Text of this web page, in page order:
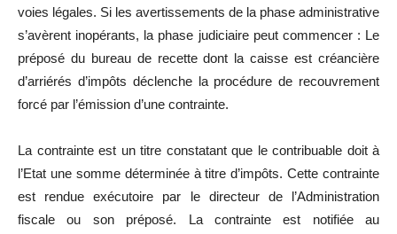
voies légales. Si les avertissements de la phase administrative
s’avèrent inopérants, la phase judiciaire peut commencer : Le
préposé du bureau de recette dont la caisse est créancière
d’arriérés d’impôts déclenche la procédure de recouvrement
forcé par l’émission d’une contrainte.
La contrainte est un titre constatant que le contribuable doit à
l’Etat une somme déterminée à titre d’impôts. Cette contrainte
est rendue exécutoire par le directeur de l’Administration
fiscale ou son préposé. La contrainte est notifiée au